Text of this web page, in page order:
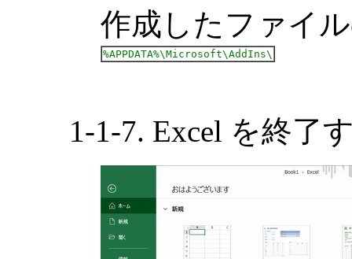
作成したファイ
%APPDATA%\Microsoft\AddIns\
1-1-7. Excel を終了